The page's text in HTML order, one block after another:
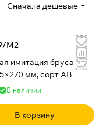
Сначала дешевые
М2
имитация бруса из
мм, сорт АВ
В наличии
В корзину